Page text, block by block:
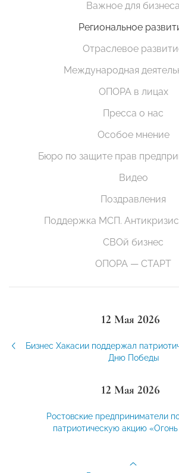
Важное для бизнеса
Региональное
Отраслевое
Международная
ОПОРА в лицах
Пресса о нас
Особое мнение
Бюро по защите прав
Видео
Поздравления
Поддержка МСП.
СВОй бизнес
ОПОРА — СТАРТ
12 Мая 2026
Бизнес Хакасии поддержал
Дню Победы
12 Мая 2026
Ростовские предприниматели
патриотическую акцию